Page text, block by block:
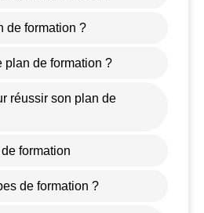
de formation ?
plan de formation ?
réussir son plan de
formation
de formation ?